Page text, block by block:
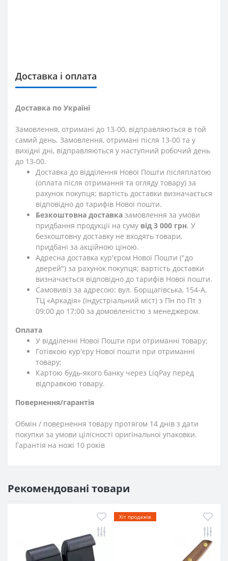
Доставка і оплата
Доставка по Україні
Замовлення, отримані до 13-00, відправляються в той
самий день. Замовлення, отримані після 13-00 та у
вихідні дні, відправляються у наступний робочий день
до 13-00.
Доставка до відділення Нової Пошти післяплатою
(оплата після отримання та огляду товару) за
рахунок покупця; вартість доставки визначається
відповідно до тарифів Нової пошти.
Безкоштовна доставка замовлення за умови
придбання продукції на суму від 3 000 грн. У
безкоштовну доставку не входять товари,
придбані за акційною ціною.
Адресна доставка кур'єром Нової Пошти ("до
дверей") за рахунок покупця; вартість доставки
визначається відповідно до тарифів Нової пошти.
Самовивіз за адресою: вул. Борщагівська, 154-А,
ТЦ «Аркадія» (Індустріальний міст) з Пн по Пт з
09:00 до 17:00 за домовленістю з менеджером.
Оплата
У відділенні Нової Пошти при отриманні товару;
Готівкою кур'єру Нової пошти при отриманні
товару;
Картою будь-якого банку через LiqPay перед
відправкою товару.
Повернення/гарантія
Обмін / повернення товару протягом 14 днів з дати
покупки за умови цілісності оригінальної упаковки.
Гарантія на ножі 10 років
Рекомендовані товари
Хіт продажів